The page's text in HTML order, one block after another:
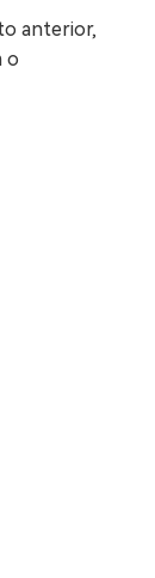
anterior,
o